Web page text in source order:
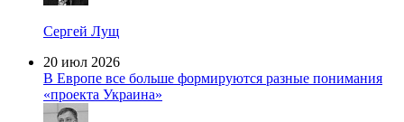
Сергей Лущ
20 июл 2026
В Европе все больше формируются разные понимания
«проекта Украина»